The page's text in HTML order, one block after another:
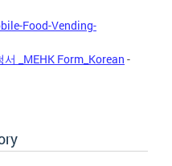
Food-Vending-
_MEHK Form_Korean -